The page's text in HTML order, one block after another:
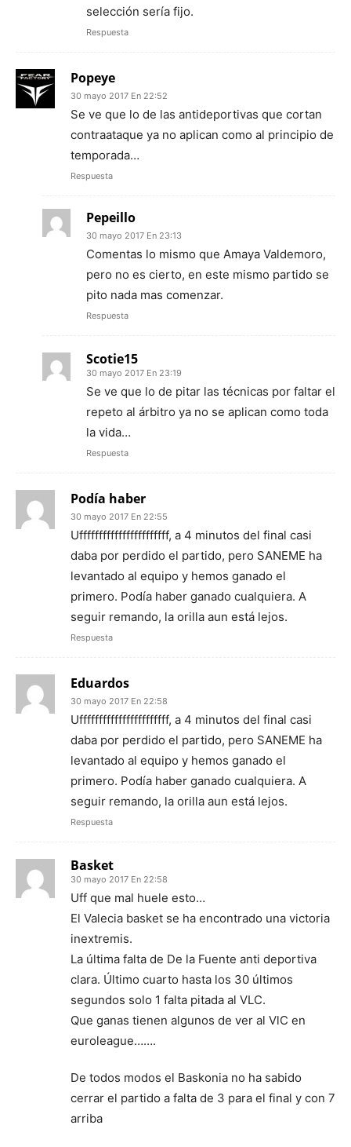
selección sería fijo.
Respuesta
Popeye
30 mayo 2017 En 22:52
Se ve que lo de las antideportivas que cortan
contraataque ya no aplican como al principio de
temporada…
Respuesta
Pepeillo
30 mayo 2017 En 23:13
Comentas lo mismo que Amaya Valdemoro,
pero no es cierto, en este mismo partido se
pito nada mas comenzar.
Respuesta
Scotie15
30 mayo 2017 En 23:19
Se ve que lo de pitar las técnicas por faltar el
repeto al árbitro ya no se aplican como toda
la vida…
Respuesta
Podía haber
30 mayo 2017 En 22:55
Ufffffffffffffffffffffff, a 4 minutos del final casi
daba por perdido el partido, pero SANEME ha
levantado al equipo y hemos ganado el
primero. Podía haber ganado cualquiera. A
seguir remando, la orilla aun está lejos.
Respuesta
Eduardos
30 mayo 2017 En 22:58
Ufffffffffffffffffffffff, a 4 minutos del final casi
daba por perdido el partido, pero SANEME ha
levantado al equipo y hemos ganado el
primero. Podía haber ganado cualquiera. A
seguir remando, la orilla aun está lejos.
Respuesta
Basket
30 mayo 2017 En 22:58
Uff que mal huele esto…
El Valecia basket se ha encontrado una victoria
inextremis.
La última falta de De la Fuente anti deportiva
clara. Último cuarto hasta los 30 últimos
segundos solo 1 falta pitada al VLC.
Que ganas tienen algunos de ver al VlC en
euroleague…….
De todos modos el Baskonia no ha sabido
cerrar el partido a falta de 3 para el final y con 7
arriba